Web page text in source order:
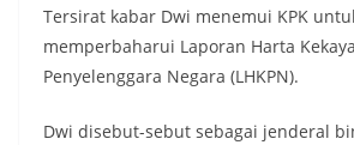
Tersirat kabar Dwi menemui KPK
memperbaharui Laporan Harta
Penyelenggara Negara (LHKPN).
Dwi disebut-sebut sebagai jenderal